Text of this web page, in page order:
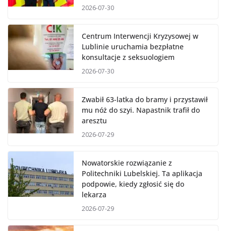
2026-07-30
Centrum Interwencji Kryzysowej w
Lublinie uruchamia bezpłatne
konsultacje z seksuologiem
2026-07-30
Zwabił 63-latka do bramy i przystawił
mu nóż do szyi. Napastnik trafił do
aresztu
2026-07-29
Nowatorskie rozwiązanie z
Politechniki Lubelskiej. Ta aplikacja
podpowie, kiedy zgłosić się do
lekarza
2026-07-29